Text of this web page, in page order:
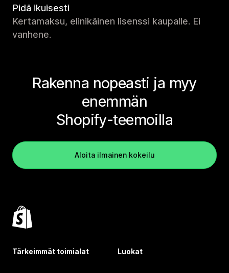
Pidä ikuisesti
Kertamaksu, elinikäinen lisenssi kaupalle. Ei
vanhene.
Rakenna nopeasti ja myy
enemmän
Shopify-teemoilla
Aloita ilmainen kokeilu
Tärkeimmät toimialat Luokat